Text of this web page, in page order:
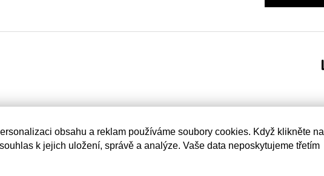
obsahu a reklam používáme soubory cookies. Když klikněte na
k jejich uložení, správě a analýze. Vaše data neposkytujeme třetím